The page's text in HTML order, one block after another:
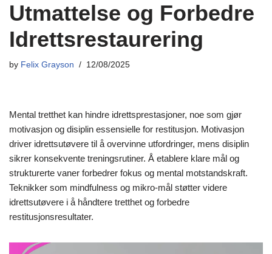
Utmattelse og Forbedre
Idrettsrestaurering
by Felix Grayson 12/08/2025
Mental tretthet kan hindre idrettsprestasjoner, noe som gjør
motivasjon og disiplin essensielle for restitusjon. Motivasjon
driver idrettsutøvere til å overvinne utfordringer, mens disiplin
sikrer konsekvente treningsrutiner. Å etablere klare mål og
strukturerte vaner forbedrer fokus og mental motstandskraft.
Teknikker som mindfulness og mikro-mål støtter videre
idrettsutøvere i å håndtere tretthet og forbedre
restitusjonsresultater.